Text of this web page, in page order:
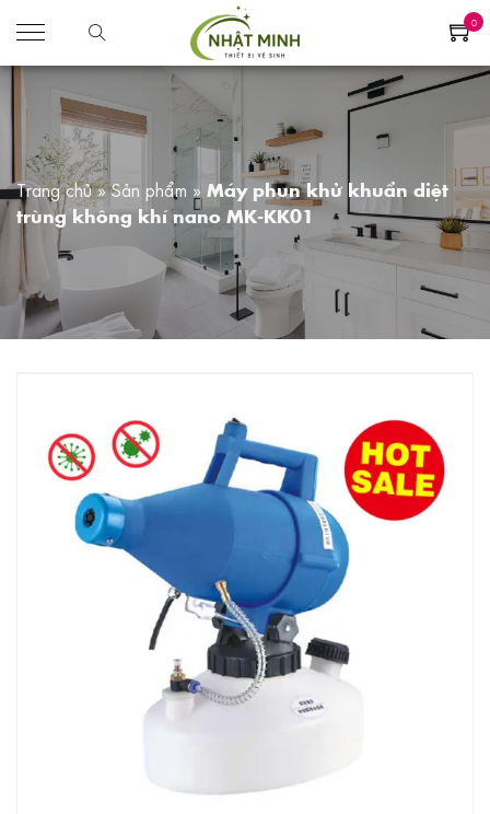
0
Trang chủ»Sản phẩm » Máy phun khử khuẩn diệt
trùng không khí nano MK-KK01